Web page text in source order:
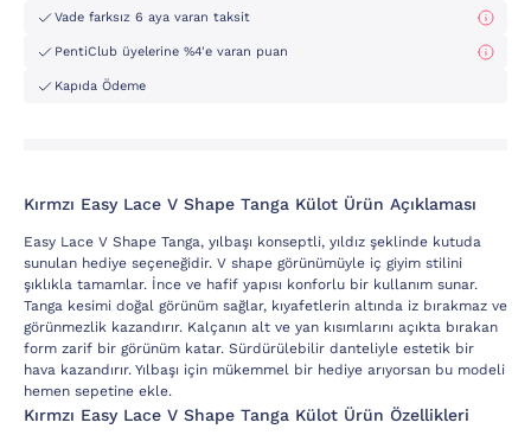
Vade farksız 6 aya varan taksit
PentiClub üyelerine %4'e varan puan
Kapıda Ödeme
Kırmzı Easy Lace V Shape Tanga Külot Ürün Açıklaması
Easy Lace V Shape Tanga, yılbaşı konseptli, yıldız şeklinde kutuda
sunulan hediye seçeneğidir. V shape görünümüyle iç giyim stilini
şıklıkla tamamlar. İnce ve hafif yapısı konforlu bir kullanım sunar.
Tanga kesimi doğal görünüm sağlar, kıyafetlerin altında iz bırakmaz ve
görünmezlik kazandırır. Kalçanın alt ve yan kısımlarını açıkta bırakan
form zarif bir görünüm katar. Sürdürülebilir danteliyle estetik bir
hava kazandırır. Yılbaşı için mükemmel bir hediye arıyorsan bu modeli
hemen sepetine ekle.
Kırmzı Easy Lace V Shape Tanga Külot Ürün Özellikleri